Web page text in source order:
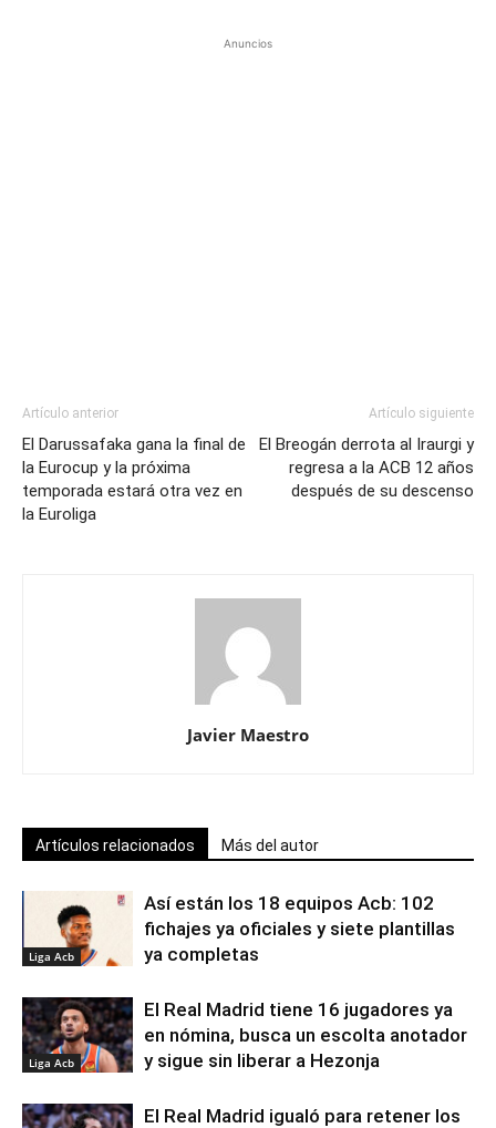
Anuncios
Artículo anterior
El Darussafaka gana la final de
la Eurocup y la próxima
temporada estará otra vez en
la Euroliga
Artículo siguiente
El Breogán derrota al Iraurgi y
regresa a la ACB 12 años
después de su descenso
Javier Maestro
Artículos relacionados Más del autor
Liga Acb
Así están los 18 equipos Acb: 102
fichajes ya oficiales y siete plantillas
ya completas
Liga Acb
El Real Madrid tiene 16 jugadores ya
en nómina, busca un escolta anotador
y sigue sin liberar a Hezonja
El Real Madrid igualó para retener los